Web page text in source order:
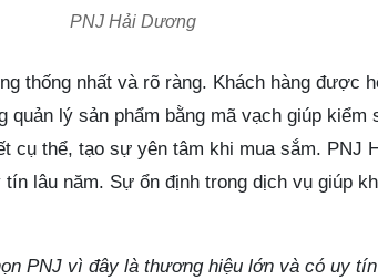
PNJ Hải Dương
thống nhất và rõ ràng. Khách hàng được
quản lý sản phẩm bằng mã vạch giúp kiểm
cụ thể, tạo sự yên tâm khi mua sắm. PNJ
lâu năm. Sự ổn định trong dịch vụ giúp
PNJ vì đây là thương hiệu lớn và có uy